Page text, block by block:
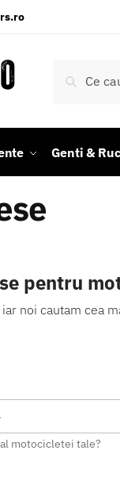
Caută
Genti &
pentru
noi cautam cea
motocicletei tale?